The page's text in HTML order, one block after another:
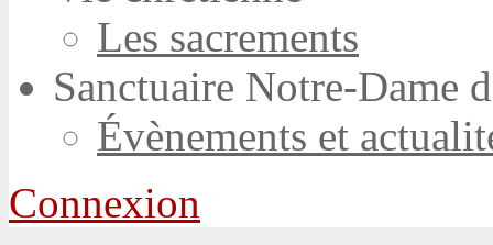
Les sacrements
Sanctuaire Notre-Dame
Évènements et
Connexion